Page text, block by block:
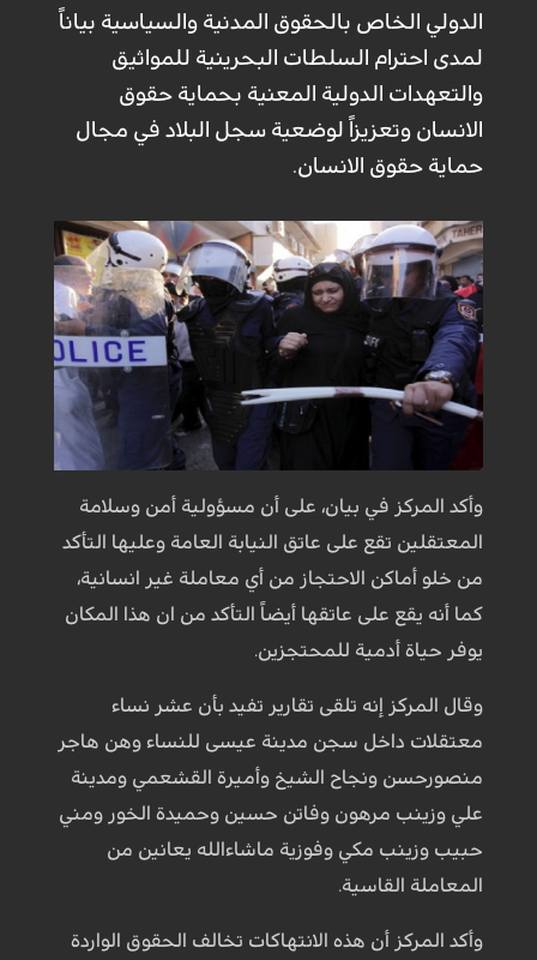
الدولي الخاص بالحقوق المدنية والسياسية بياناً
لمدى احترام السلطات البحرينية للمواثيق
والتعهدات الدولية المعنية بحماية حقوق
الانسان وتعزيزاً لوضعية سجل البلاد في مجال
حماية حقوق الانسان.
وأكد المركز في بيان، على أن مسؤولية أمن وسلامة
المعتقلين تقع على عاتق النيابة العامة وعليها التأكد
من خلو أماكن الاحتجاز من أي معاملة غير انسانية،
كما أنه يقع على عاتقها أيضاً التأكد من ان هذا المكان
يوفر حياة أدمية للمحتجزين.
وقال المركز إنه تلقى تقارير تفيد بأن عشر نساء
معتقلات داخل سجن مدينة عيسى للنساء وهن هاجر
منصورحسن ونجاح الشيخ وأميرة القشعمي ومدينة
علي وزينب مرهون وفاتن حسين وحميدة الخور ومني
حبيب وزينب مكي وفوزية ماشاءالله يعانين من
المعاملة القاسية.
وأكد المركز أن هذه الانتهاكات تخالف الحقوق الواردة